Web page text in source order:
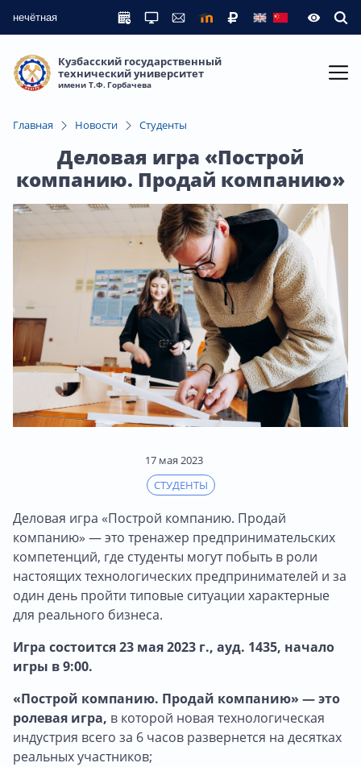
нечётная
Кузбасский государственный
технический университет
имени Т.Ф. Горбачева
Главная Новости Студенты
Деловая игра «Построй
компанию. Продай компанию»
17 мая 2023
СТУДЕНТЫ
Деловая игра «Построй компанию. Продай
компанию» — это тренажер предпринимательских
компетенций, где студенты могут побыть в роли
настоящих технологических предпринимателей и за
один день пройти типовые ситуации характерные
для реального бизнеса.
Игра состоится 23 мая 2023 г., ауд. 1435, начало
игры в 9:00.
«Построй компанию. Продай компанию» — это
ролевая игра, в которой новая технологическая
индустрия всего за 6 часов развернется на десятках
реальных участников;